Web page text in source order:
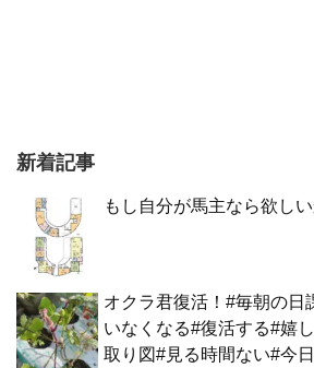
新着記事
もし自分が馬主なら欲し
オクラ君復活！#毎朝の日
いなくなる#復活する#嬉
取り図#見る時間ない#今